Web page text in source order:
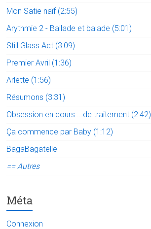
Mon Satie naïf (2:55)
Arythmie 2 - Ballade et balade (5:01)
Still Glass Act (3:09)
Premier Avril (1:36)
Arlette (1:56)
Résumons (3:31)
Obsession en cours ...de traitement (2:42)
Ça commence par Baby (1:12)
BagaBagatelle
== Autres
Méta
Connexion